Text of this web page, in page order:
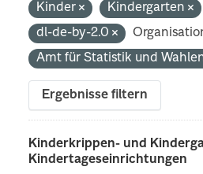
Kinder
Kindergarten
dl-de-by-2.0
Amt für Statistik und
Ergebnisse filtern
Kinderkrippen- und
Kindertageseinrichtungen